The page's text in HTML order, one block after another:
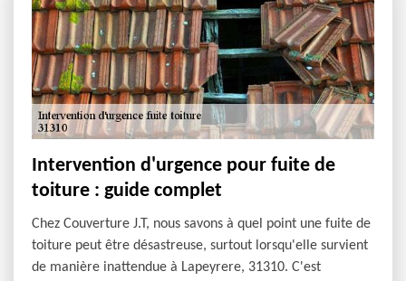
Intervention d'urgence pour fuite de
toiture : guide complet
Chez Couverture J.T, nous savons à quel point une fuite de
toiture peut être désastreuse, surtout lorsqu'elle survient
de manière inattendue à Lapeyrere, 31310. C'est